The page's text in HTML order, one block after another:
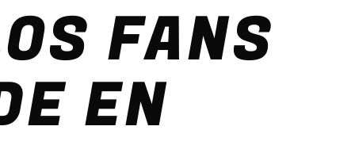
MOONWALKERS_OFF
DISCO BEATS
Lenny Jackson
FANS
EN